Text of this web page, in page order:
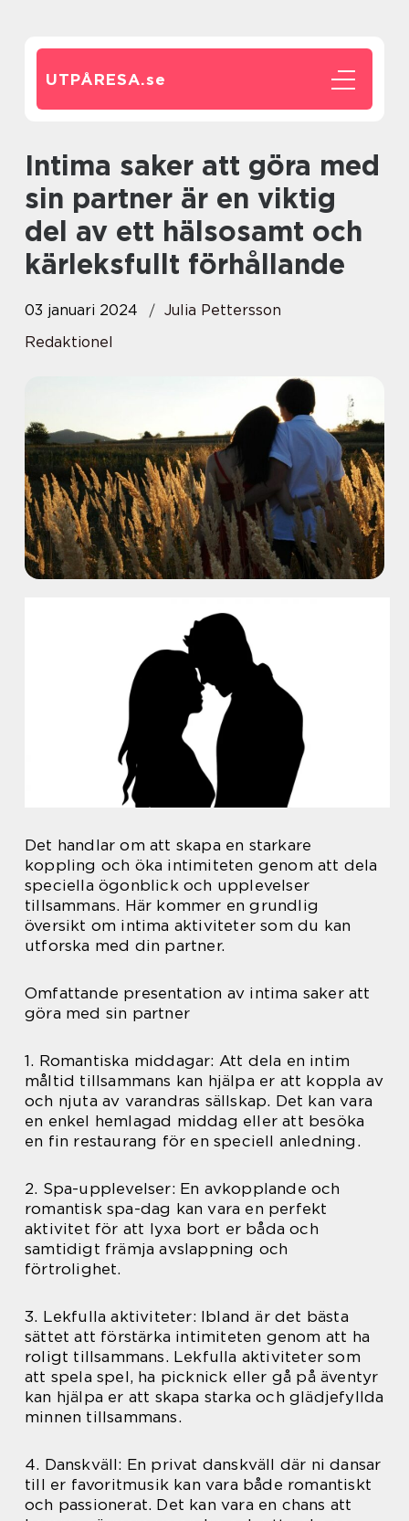
UTPÅRESA.se
Intima saker att göra med
sin partner är en viktig
del av ett hälsosamt och
kärleksfullt förhållande
03 januari 2024
Julia Pettersson
Redaktionel
Det handlar om att skapa en starkare
koppling och öka intimiteten genom att dela
speciella ögonblick och upplevelser
tillsammans. Här kommer en grundlig
översikt om intima aktiviteter som du kan
utforska med din partner.
Omfattande presentation av intima saker att
göra med sin partner
1. Romantiska middagar: Att dela en intim
måltid tillsammans kan hjälpa er att koppla av
och njuta av varandras sällskap. Det kan vara
en enkel hemlagad middag eller att besöka
en fin restaurang för en speciell anledning.
2. Spa-upplevelser: En avkopplande och
romantisk spa-dag kan vara en perfekt
aktivitet för att lyxa bort er båda och
samtidigt främja avslappning och
förtrolighet.
3. Lekfulla aktiviteter: Ibland är det bästa
sättet att förstärka intimiteten genom att ha
roligt tillsammans. Lekfulla aktiviteter som
att spela spel, ha picknick eller gå på äventyr
kan hjälpa er att skapa starka och glädjefyllda
minnen tillsammans.
4. Danskväll: En privat danskväll där ni dansar
till er favoritmusik kan vara både romantiskt
och passionerat. Det kan vara en chans att